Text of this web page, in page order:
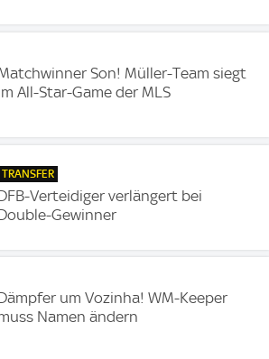
Son! Müller-Team siegt
All-Star-Game der MLS
TRANSFER
Verteidiger verlängert bei
Gewinner
um Vozinha! WM-Keeper
Namen ändern